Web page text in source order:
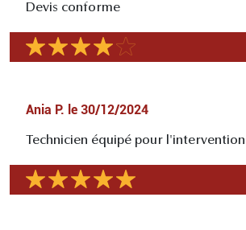
Devis conforme
Ania P. le 30/12/2024
Technicien équipé pour l'intervention